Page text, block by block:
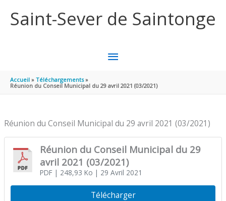
Saint-Sever de Saintonge
MENU
PRINCIPAL
Accueil
Téléchargements
Réunion du Conseil Municipal du 29 avril 2021 (03/2021)
Réunion du Conseil Municipal du 29 avril 2021 (03/2021)
Réunion du Conseil Municipal du 29
avril 2021 (03/2021)
PDF| 248,93 Ko | 29 Avril 2021
Télécharger